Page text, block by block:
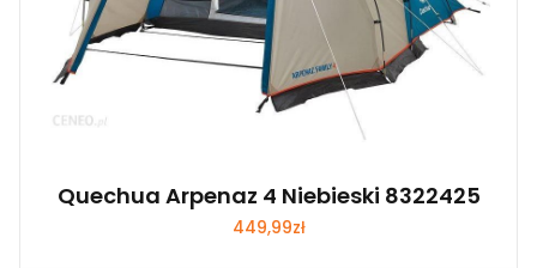
Quechua Arpenaz 4 Niebieski 8322425
449,99zł